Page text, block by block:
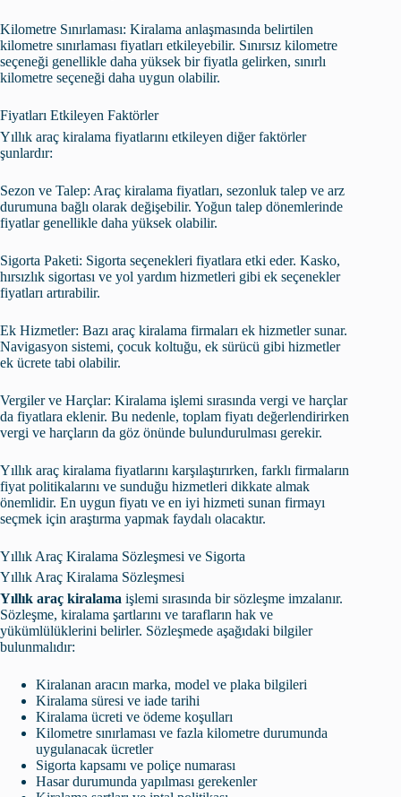
Kilometre Sınırlaması: Kiralama anlaşmasında belirtilen
kilometre sınırlaması fiyatları etkileyebilir. Sınırsız kilometre
seçeneği genellikle daha yüksek bir fiyatla gelirken, sınırlı
kilometre seçeneği daha uygun olabilir.
Fiyatları Etkileyen Faktörler
Yıllık araç kiralama fiyatlarını etkileyen diğer faktörler
şunlardır:
Sezon ve Talep: Araç kiralama fiyatları, sezonluk talep ve arz
durumuna bağlı olarak değişebilir. Yoğun talep dönemlerinde
fiyatlar genellikle daha yüksek olabilir.
Sigorta Paketi: Sigorta seçenekleri fiyatlara etki eder. Kasko,
hırsızlık sigortası ve yol yardım hizmetleri gibi ek seçenekler
fiyatları artırabilir.
Ek Hizmetler: Bazı araç kiralama firmaları ek hizmetler sunar.
Navigasyon sistemi, çocuk koltuğu, ek sürücü gibi hizmetler
ek ücrete tabi olabilir.
Vergiler ve Harçlar: Kiralama işlemi sırasında vergi ve harçlar
da fiyatlara eklenir. Bu nedenle, toplam fiyatı değerlendirirken
vergi ve harçların da göz önünde bulundurulması gerekir.
Yıllık araç kiralama fiyatlarını karşılaştırırken, farklı firmaların
fiyat politikalarını ve sunduğu hizmetleri dikkate almak
önemlidir. En uygun fiyatı ve en iyi hizmeti sunan firmayı
seçmek için araştırma yapmak faydalı olacaktır.
Yıllık Araç Kiralama Sözleşmesi ve Sigorta
Yıllık Araç Kiralama Sözleşmesi
Yıllık araç kiralama işlemi sırasında bir sözleşme imzalanır.
Sözleşme, kiralama şartlarını ve tarafların hak ve
yükümlülüklerini belirler. Sözleşmede aşağıdaki bilgiler
bulunmalıdır:
Kiralanan aracın marka, model ve plaka bilgileri
Kiralama süresi ve iade tarihi
Kiralama ücreti ve ödeme koşulları
Kilometre sınırlaması ve fazla kilometre durumunda
uygulanacak ücretler
Sigorta kapsamı ve poliçe numarası
Hasar durumunda yapılması gerekenler